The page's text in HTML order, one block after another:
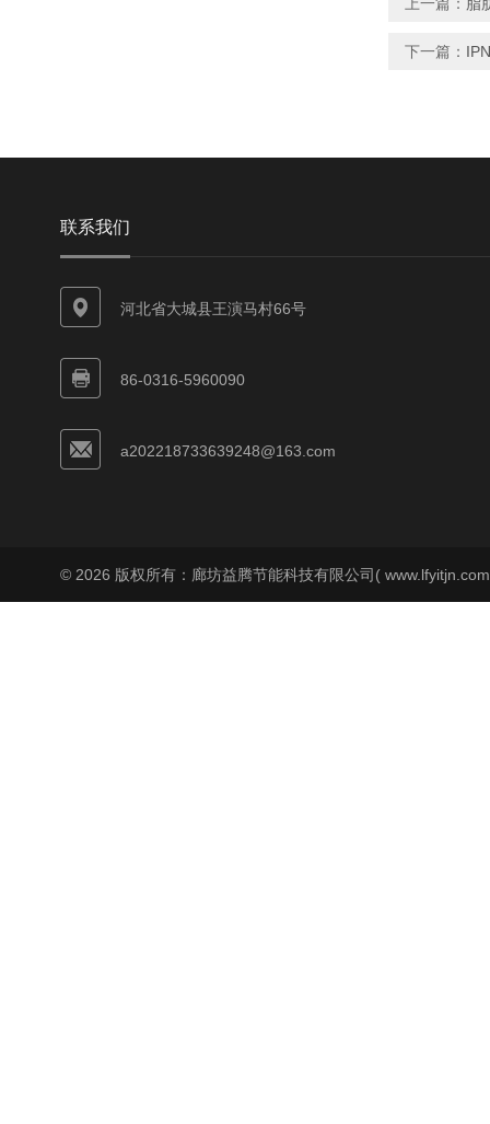
下一篇：
联系我们
河北省大城县王演马村66号
86-0316-5960090
a202218733639248@163.com
© 2026 版权所有：廊坊益腾节能科技有限公司(